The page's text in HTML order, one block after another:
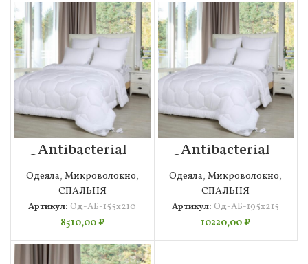
Antibacterial
Одеяло 155х210
Одеяла, Микроволокно,
СПАЛЬНЯ
Артикул: Од-АБ-155х210
8510,00₽
Antibacterial
Одеяло 195х215
Одеяла,Микроволокно,
СПАЛЬНЯ
Артикул: Од-АБ-195х215
10220,00₽